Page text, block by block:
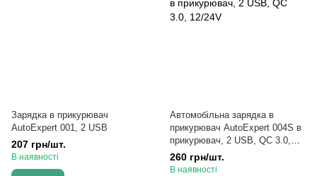
Зарядка в прикурювач
AutoExpert 001, 2 USB
207 грн/шт.
В наявності
Автомобільна зарядка в
прикурювач AutoExpert 004S в
прикурювач, 2 USB, QC 3.0,
12/24V
260 грн/шт.
В наявності